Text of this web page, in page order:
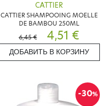
CATTIER
CATTIER SHAMPOOING MOELLE
DE BAMBOU 250ML
6,45 €
4,51 €
ДОБАВИТЬ В КОРЗИНУ
-30%